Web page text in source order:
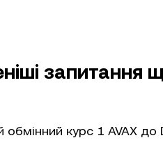
запитання
обмінний курс 1 AVAX до